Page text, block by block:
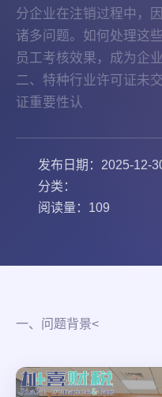
分企业在注销过程中，
诸多问题。如何处理这
员工考核效果，成为企
二、特种行业许可证未
证重要性认
发布日期：2025-12-
分类：
阅读量：109
一、问题背景<